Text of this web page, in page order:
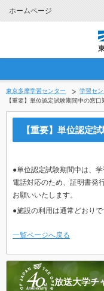
ホームページ
東京多摩学習センター
学習セ
【重要】単位認定試験期間中の窓口
【重要】単位認定
●単位認定試験期間中は、
電話対応のため、証明書発
お願いいたします。
●施設の利用は通常どおりで
一覧ページへ戻る
放送大学チ